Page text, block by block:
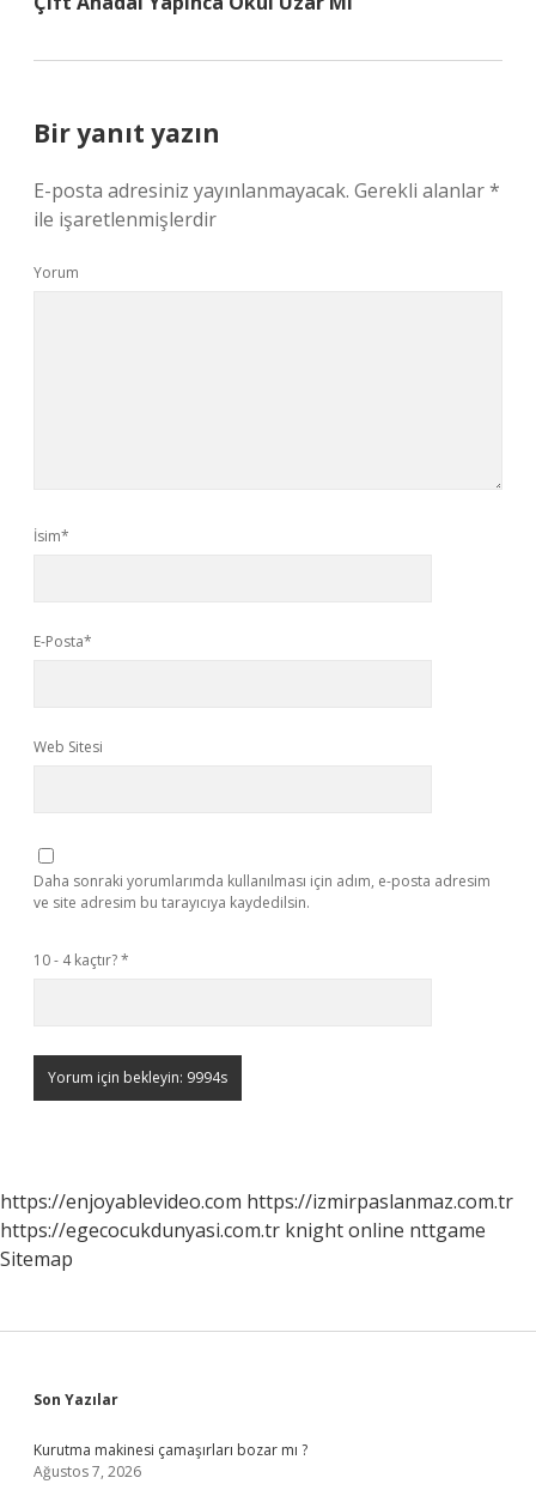
Bir yanıt yazın
E-posta adresiniz yayınlanmayacak. Gerekli alanlar*
ile işaretlenmişlerdir
Yorum
İsim*
E-Posta*
Web Sitesi
Daha sonraki yorumlarımda kullanılması için adım, e-posta adresim
ve site adresim bu tarayıcıya kaydedilsin.
10 - 4 kaçtır?*
https://enjoyablevideo.com https://izmirpaslanmaz.com.tr
https://egecocukdunyasi.com.tr knight online nttgame
Sitemap
Sidebar
Son Yazılar
Kurutma makinesi çamaşırları bozar mı ?
Ağustos 7, 2026